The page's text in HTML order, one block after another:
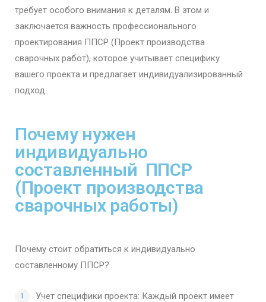
требует особого внимания к деталям. В этом и
заключается важность профессионального
проектирования ППСР (Проект производства
сварочных работ), которое учитывает специфику
вашего проекта и предлагает индивидуализированный
подход.
Почему нужен
индивидуально
составленный ППСР
(Проект производства
сварочных работы)
Почему стоит обратиться к индивидуально
составленному ППСР?
Учет специфики проекта: Каждый проект имеет